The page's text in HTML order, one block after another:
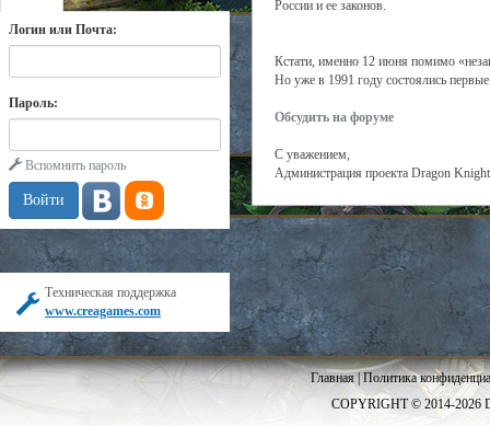
Логин или Почта:
Пароль:
Вспомнить пароль
Техническая поддержка
www.creagames.com
России и ее законов.
Кстати, именно 12 июня помимо
Но уже в 1991 году состоялись
Обсудить на форуме
С уважением,
Администрация проекта Dragon Knight
Главная|Политика
COPYRIGHT © 2014-2026